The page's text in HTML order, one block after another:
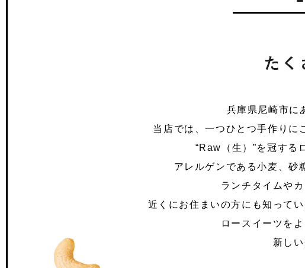
兵庫県尼崎市に
当店では、一つひとつ手作りに
“Raw（生）”を冠する
アレルゲンである小麦、砂
ランチタイムや
近くにお住まいの方にも知って
ロースイーツを
新し